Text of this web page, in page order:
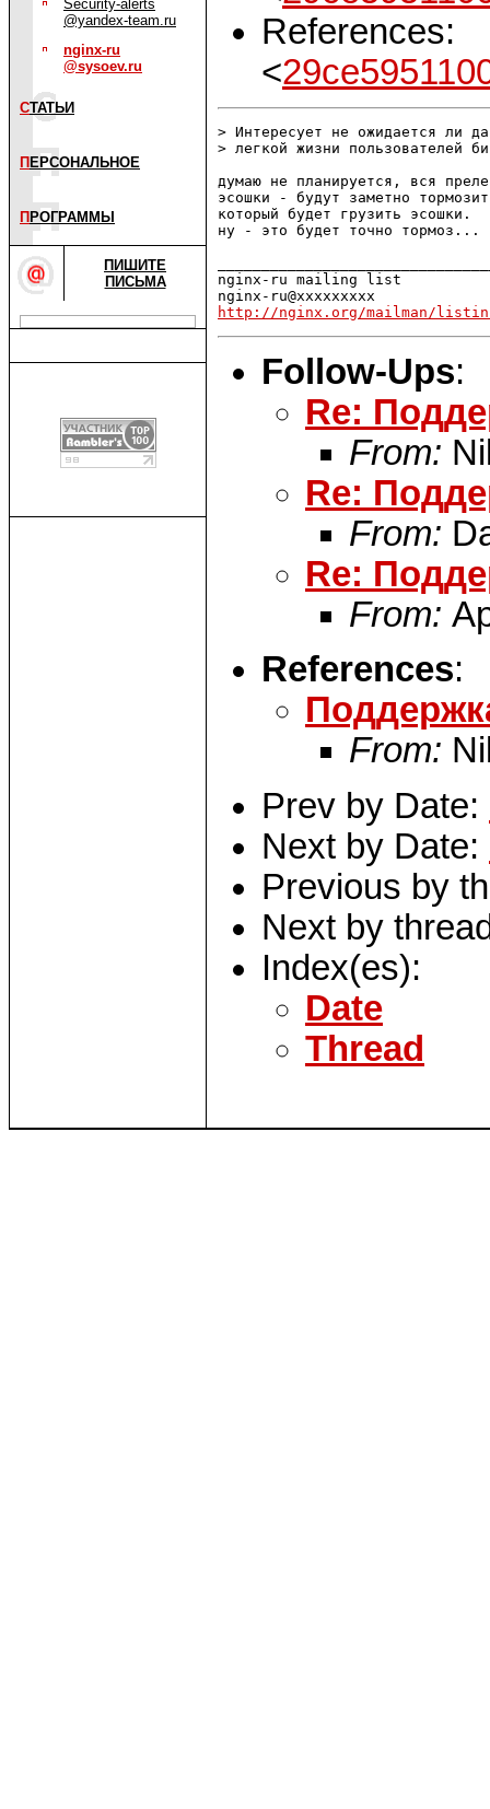
Security-alerts
@yandex-team.ru
nginx-ru
@sysoev.ru
СТАТЬИ
П ЕРСОНАЛЬНОЕ
П РОГРАММЫ
ПИШИТЕ
ПИСЬМА
References:
<
> Интересует не ожидается ли
> легкой жизни пользователей
думаю не планируется, вся
эсошки - будут заметно
который будет грузить эсошки.
ну - это будет точно тормоз...
nginx-ru mailing list
http://nginx.org/mailman/
Follow-Ups:
Re:
From:
Re:
From:
Re:
From:
References:
From:
Prev by Date:
Next by Date:
Previous by
Next by
Index(es):
Date
Thread